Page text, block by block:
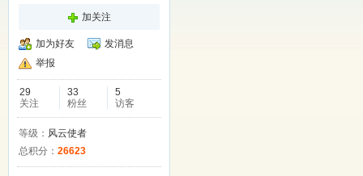
加关注
加为好友
发消息
举报
29
关注
33
粉丝
5
访客
等级： 风云使者
总积分： 26623